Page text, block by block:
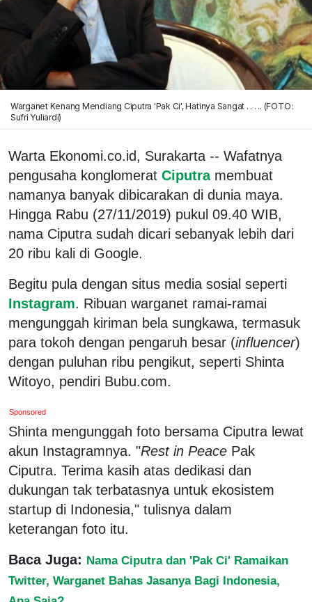
Warganet Kenang Mendiang Ciputra 'Pak Ci', Hatinya Sangat . . . .. (FOTO:
Sufri Yuliardi)
Warta Ekonomi.co.id, Surakarta -- Wafatnya
pengusaha konglomerat Ciputra membuat
namanya banyak dibicarakan di dunia maya.
Hingga Rabu (27/11/2019) pukul 09.40 WIB,
nama Ciputra sudah dicari sebanyak lebih dari
20 ribu kali di Google.
Begitu pula dengan situs media sosial seperti
Instagram. Ribuan warganet ramai-ramai
mengunggah kiriman bela sungkawa, termasuk
para tokoh dengan pengaruh besar (influencer)
dengan puluhan ribu pengikut, seperti Shinta
Witoyo, pendiri Bubu.com.
Sponsored
Shinta mengunggah foto bersama Ciputra lewat
akun Instagramnya. "Rest in Peace Pak
Ciputra. Terima kasih atas dedikasi dan
dukungan tak terbatasnya untuk ekosistem
startup di Indonesia," tulisnya dalam
keterangan foto itu.
Baca Juga: Nama Ciputra dan 'Pak Ci' Ramaikan
Twitter, Warganet Bahas Jasanya Bagi Indonesia,